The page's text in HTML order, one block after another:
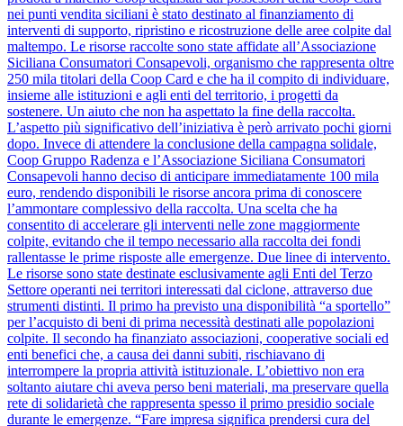
nei punti vendita siciliani è stato destinato al finanziamento di
interventi di supporto, ripristino e ricostruzione delle aree colpite dal
maltempo. Le risorse raccolte sono state affidate all’Associazione
Siciliana Consumatori Consapevoli, organismo che rappresenta oltre
250 mila titolari della Coop Card e che ha il compito di individuare,
insieme alle istituzioni e agli enti del territorio, i progetti da
sostenere. Un aiuto che non ha aspettato la fine della raccolta.
L’aspetto più significativo dell’iniziativa è però arrivato pochi giorni
dopo. Invece di attendere la conclusione della campagna solidale,
Coop Gruppo Radenza e l’Associazione Siciliana Consumatori
Consapevoli hanno deciso di anticipare immediatamente 100 mila
euro, rendendo disponibili le risorse ancora prima di conoscere
l’ammontare complessivo della raccolta. Una scelta che ha
consentito di accelerare gli interventi nelle zone maggiormente
colpite, evitando che il tempo necessario alla raccolta dei fondi
rallentasse le prime risposte alle emergenze. Due linee di intervento.
Le risorse sono state destinate esclusivamente agli Enti del Terzo
Settore operanti nei territori interessati dal ciclone, attraverso due
strumenti distinti. Il primo ha previsto una disponibilità “a sportello”
per l’acquisto di beni di prima necessità destinati alle popolazioni
colpite. Il secondo ha finanziato associazioni, cooperative sociali ed
enti benefici che, a causa dei danni subiti, rischiavano di
interrompere la propria attività istituzionale. L’obiettivo non era
soltanto aiutare chi aveva perso beni materiali, ma preservare quella
rete di solidarietà che rappresenta spesso il primo presidio sociale
durante le emergenze. “Fare impresa significa prendersi cura del